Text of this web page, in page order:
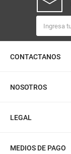
CONTACTANOS
NOSOTROS
LEGAL
MEDIOS DE PAGO